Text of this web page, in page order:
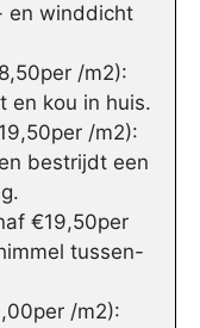
en winddicht
/m2):
en kou in huis.
/m2):
bestrijdt een
€19,50per
tussen-
/m2):